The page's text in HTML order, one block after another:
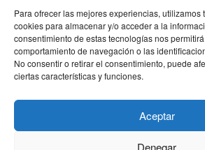
Para ofrecer las mejores experiencias, utilizamos
cookies para almacenar y/o acceder a la
consentimiento de estas tecnologías nos
comportamiento de navegación o las
No consentir o retirar el consentimiento, puede
ciertas características y funciones.
Aceptar
Denegar
proyecto PS4 python Raspberry
raspbian review Servidor Web
tecnológica
transmissiontutorial ubuntu server